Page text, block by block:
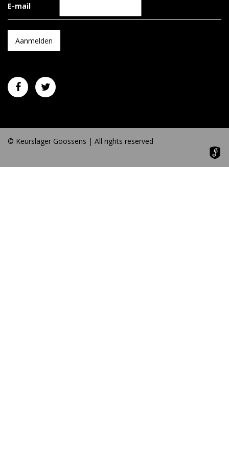
E-mail
© Keurslager Goossens | All rights reserved